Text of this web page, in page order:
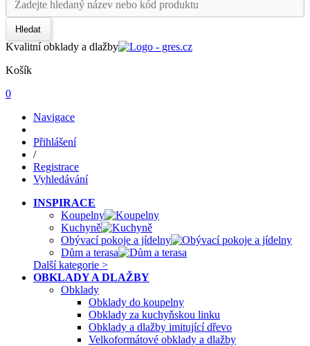
Hledat
Kvalitní obklady a dlažby
Košík
0
Navigace
Přihlášení
/
Registrace
Vyhledávání
INSPIRACE
Koupelny
Kuchyně
Obývací pokoje a jídelny
Dům a terasa
Další kategorie >
OBKLADY A DLAŽBY
Obklady
Obklady do koupelny
Obklady za kuchyňskou linku
Obklady a dlažby imitující dřevo
Velkoformátové obklady a dlažby